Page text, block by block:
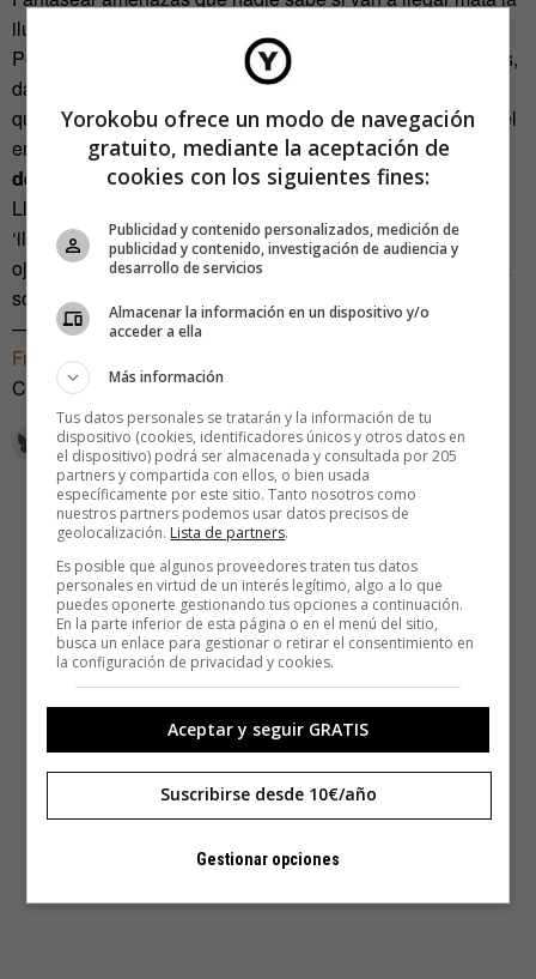
ilusión e impide la práctica de la ‘ilusofilia’.
Por otro lado, sonreír frente al espejo, limpiarse los zapatos,
dar sinceramente los buenos días, bailar solo esa canción
que tanto nos gusta, dar las gracias al camarero, celebrar el
encuentro, abrazar,levantar la vista al cielo exterminan
definitivamente absurdos temores.
Llegó, pues, el momento de realizar el manifiesto
‘ilusofílico’. Solo es necesario tomar aire y mirando a los
ojos a la persona que está junto a nosotros decirle con una
sonrisa:“Buenos días, qué ilusión verte”.
—
Francesc Beltri Gebrat
Consultores
Yorokobu ofrece un modo de navegación
gratuito, mediante la aceptación de
cookies con los siguientes fines:
Publicidad y contenido personalizados, medición de
publicidad y contenido, investigación de audiencia y
desarrollo de servicios
Almacenar la información en un dispositivo y/o
acceder a ella
Más información
Tus datos personales se tratarán y la información de tu
dispositivo (cookies, identificadores únicos y otros datos en
el dispositivo) podrá ser almacenada y consultada por 205
partners y compartida con ellos, o bien usada
específicamente por este sitio. Tanto nosotros como
nuestros partners podemos usar datos precisos de
geolocalización. Lista de partners.
Es posible que algunos proveedores traten tus datos
personales en virtud de un interés legítimo, algo a lo que
puedes oponerte gestionando tus opciones a continuación.
En la parte inferior de esta página o en el menú del sitio,
busca un enlace para gestionar o retirar el consentimiento en
la configuración de privacidad y cookies.
Aceptar y seguir GRATIS
Suscribirse desde 10€/año
Gestionar opciones